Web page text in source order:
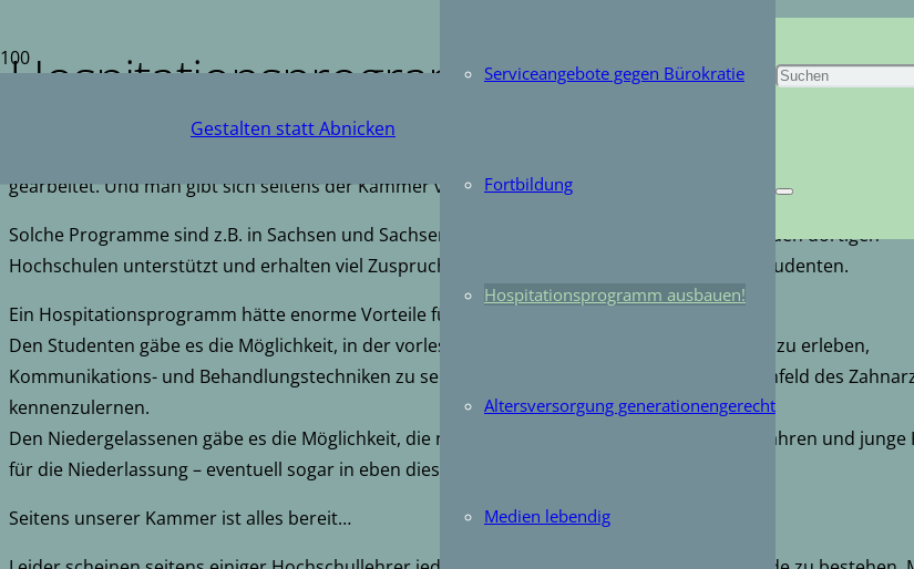
Gestalten statt Abnicken
Serviceangebote gegen Bürokratie
Fortbildung
Hospitationsprogramm ausbauen!
Altersversorgung generationengerecht
Medien lebendig
Hospitationsprogramm ausbauen!
gearbeitet. Und man gibt sich seitens der Kammer viel Mühe, sorgt sich um Struktur und Qualität.
Solche Programme sind z.B. in Sachsen und Sachsen-Anhalt bereits am laufen, werden von den dortigen
Hochschulen unterstützt und erhalten viel Zuspruch sowohl von Praxisinhabern als auch Studenten.
Ein Hospitationsprogramm hätte enorme Vorteile für Studenten und Niedergelassene:
Den Studenten gäbe es die Möglichkeit, in der vorlesungsfreien Zeit viele Patientenkontakte zu erleben,
Kommunikations- und Behandlungstechniken zu sehen, aber auch das organisatorische Umfeld des
kennenzulernen.
Den Niedergelassenen gäbe es die Möglichkeit, die neuste Lehre aus der Hochschule zu erfahren und junge
für die Niederlassung – eventuell sogar in eben dieser Praxis – zu motivieren.
Seitens unserer Kammer ist alles bereit…